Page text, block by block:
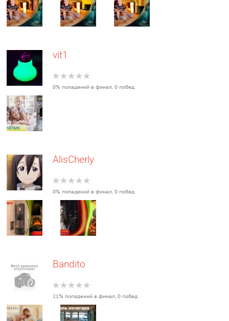
vit1
0% попадений в финал, 0 побед
AlisCherly
0% попадений в финал, 0 побед
Bandito
21% попадений в финал, 0 побед